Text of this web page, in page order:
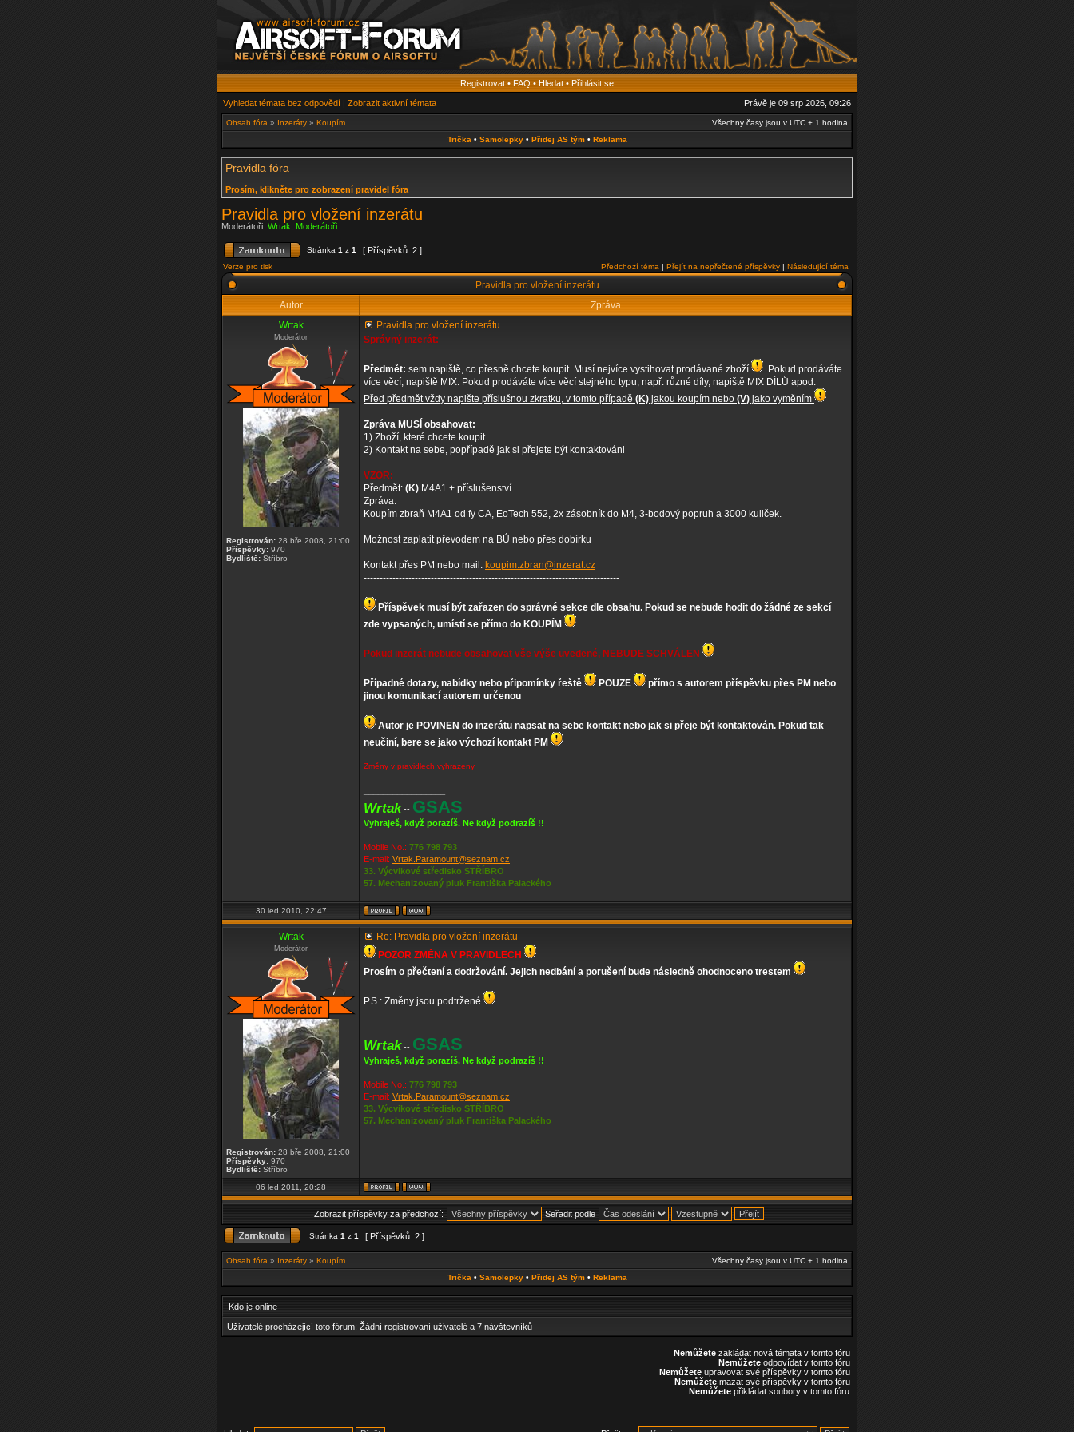
Registrovat • FAQ • Hledat • Přihlásit se
Vyhledat témata bez odpovědí | Zobrazit aktivní témata Právě je 09 srp 2026, 09:26
Obsah fóra » Inzeráty » Koupím
Všechny časy jsou v UTC + 1 hodina
Trička • Samolepky• Přidej AS tým• Reklama
Pravidla fóra
Prosím, klikněte pro zobrazení pravidel fóra
Pravidla pro vložení inzerátu
Moderátoři: Wrtak Moderátoři
Stránka 1 z 1 [ Příspěvků: 2 ]
Verze pro tisk Předchozí téma | Přejít na nepřečtené příspěvky | Následující téma
Pravidla pro vložení inzerátu
Autor
Zpráva
Wrtak
Moderátor
Registrován: 28 bře 2008, 21:00
Příspěvky: 970
Bydliště: Stříbro
Pravidla pro vložení inzerátu
Správný inzerát:
Předmět: sem napiště, co přesně chcete koupit. Musí nejvíce vystihovat prodávané zboží
. Pokud prodáváte
více věcí, napiště MIX. Pokud prodáváte více věcí stejného typu, např. různé díly, napiště MIX DÍLŮ apod.
Před předmět vždy napište příslušnou zkratku, v tomto případě (K) jakou koupím nebo (V) jako vyměním
Zpráva MUSÍ obsahovat:
1) Zboží, které chcete koupit
2) Kontakt na sebe, popřípadě jak si přejete být kontaktováni
---------------------------------------------------------------------------------
VZOR:
Předmět: (K) M4A1 + příslušenství
Zpráva:
Koupím zbraň M4A1 od fy CA, EoTech 552, 2x zásobník do M4, 3-bodový popruh a 3000 kuliček.
Možnost zaplatit převodem na BÚ nebo přes dobírku
Kontakt přes PM nebo mail: koupim.zbran@inzerat.cz
--------------------------------------------------------------------------------
Příspěvek musí být zařazen do správné sekce dle obsahu. Pokud se nebude hodit do žádné ze sekcí
zde vypsaných, umístí se přímo do KOUPÍM
Pokud inzerát nebude obsahovat vše výše uvedené, NEBUDE SCHVÁLEN
Případné dotazy, nabídky nebo připomínky řeště POUZE
přímo s autorem příspěvku přes PM nebo
jinou komunikací autorem určenou
Autor je POVINEN do inzerátu napsat na sebe kontakt nebo jak si přeje být kontaktován. Pokud tak
neučiní, bere se jako výchozí kontakt PM
Změny v pravidlech vyhrazeny
Wrtak-- GSAS
Vyhraješ, když porazíš. Ne když podrazíš !!
Mobile No.: 776 798 793
E-mail: Vrtak.Paramount@seznam.cz
33. Výcvikové středisko STŘÍBRO
57. Mechanizovaný pluk Františka Palackého
30 led 2010, 22:47
Wrtak
Moderátor
Registrován: 28 bře 2008, 21:00
Příspěvky: 970
Bydliště: Stříbro
Re: Pravidla pro vložení inzerátu
POZOR ZMĚNA V PRAVIDLECH
Prosím o přečtení a dodržování. Jejich nedbání a porušení bude následně ohodnoceno trestem
P.S.: Změny jsou podtržené
Wrtak-- GSAS
Vyhraješ, když porazíš. Ne když podrazíš !!
Mobile No.: 776 798 793
E-mail: Vrtak.Paramount@seznam.cz
33. Výcvikové středisko STŘÍBRO
57. Mechanizovaný pluk Františka Palackého
06 led 2011, 20:28
Zobrazit příspěvky za předchozí: Seřadit podle
Stránka 1 z 1 [ Příspěvků: 2 ]
Obsah fóra » Inzeráty » Koupím
Všechny časy jsou v UTC + 1 hodina
Trička • Samolepky• Přidej AS tým• Reklama
Kdo je online
Uživatelé procházející toto fórum: Žádní registrovaní uživatelé a 7 návštevníků
Nemůžete zakládat nová témata v tomto fóru
Nemůžete odpovídat v tomto fóru
Nemůžete upravovat své příspěvky v tomto fóru
Nemůžete mazat své příspěvky v tomto fóru
Nemůžete přikládat soubory v tomto fóru